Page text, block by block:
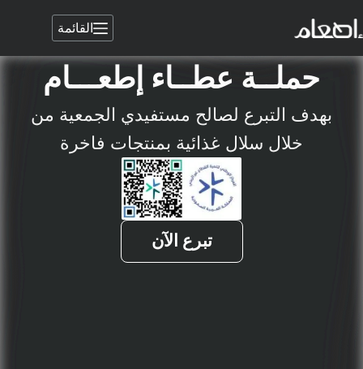
القائمة
حملــة عطــاء إطعـــام
بهدف التبرع لصالح مستفيدي الجمعية من
خلال سلال غذائية بمنتجات فاخرة
تبرع الآن